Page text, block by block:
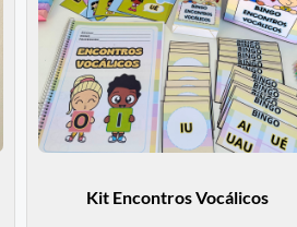
Kit Encontros Vocálicos